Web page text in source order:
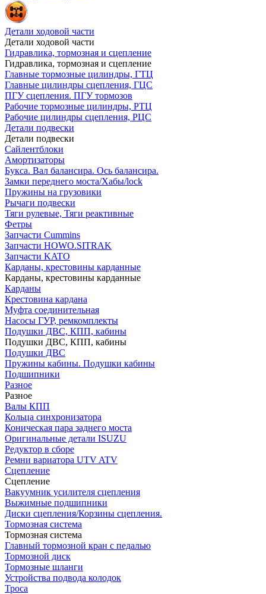
Детали ходовой части
Детали ходовой части
Гидравлика, тормозная и сцепление
Гидравлика, тормозная и сцепление
Главные тормозные цилиндры, ГТЦ
Главные цилиндры сцепления, ГЦС
ПГУ сцепления. ПГУ тормозов
Рабочие тормозные цилиндры, РТЦ
Рабочие цилиндры сцепления, РЦС
Детали подвески
Детали подвески
Cайлентблоки
Амортизаторы
Букса. Вал балансира. Ось балансира.
Замки переднего моста/Хабы/lock
Пружины на грузовики
Рычаги подвески
Тяги рулевые, Тяги реактивные
Фетры
Запчасти Cummins
Запчасти HOWO.SITRAK
Запчасти KATO
Карданы, крестовины карданные
Карданы, крестовины карданные
Карданы
Крестовина кардана
Муфта соединительная
Насосы ГУР, ремкомплекты
Подушки ДВС, КПП, кабины
Подушки ДВС, КПП, кабины
Подушки ДВС
Пружины кабины. Подушки кабины
Подшипники
Разное
Разное
Валы КПП
Кольца синхронизатора
Коническая пара заднего моста
Оригинальные детали ISUZU
Редуктор в сборе
Ремни вариатора UTV ATV
Сцепление
Сцепление
Вакуумник усилителя сцепления
Выжимные подшипники
Диски сцепления/Корзины сцепления.
Тормозная система
Тормозная система
Главный тормозной кран с педалью
Тормозной диск
Тормозные шланги
Устройства подвода колодок
Троса